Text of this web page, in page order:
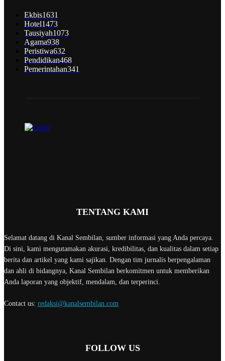
Ekbis1631
Hotel1473
Tausiyah1073
Agama938
Peristiwa632
Pendidikan468
Pemerintahan341
TENTANG KAMI
Selamat datang di Kanal Sembilan, sumber informasi yang Anda percaya.
Di sini, kami mengutamakan akurasi, kredibilitas, dan kualitas dalam setiap
berita dan artikel yang kami sajikan. Dengan tim jurnalis berpengalaman
dan ahli di bidangnya, Kanal Sembilan berkomitmen untuk memberikan
Anda laporan yang objektif, mendalam, dan terperinci.
Contact us: redaksi@kanalsembilan.com
FOLLOW US